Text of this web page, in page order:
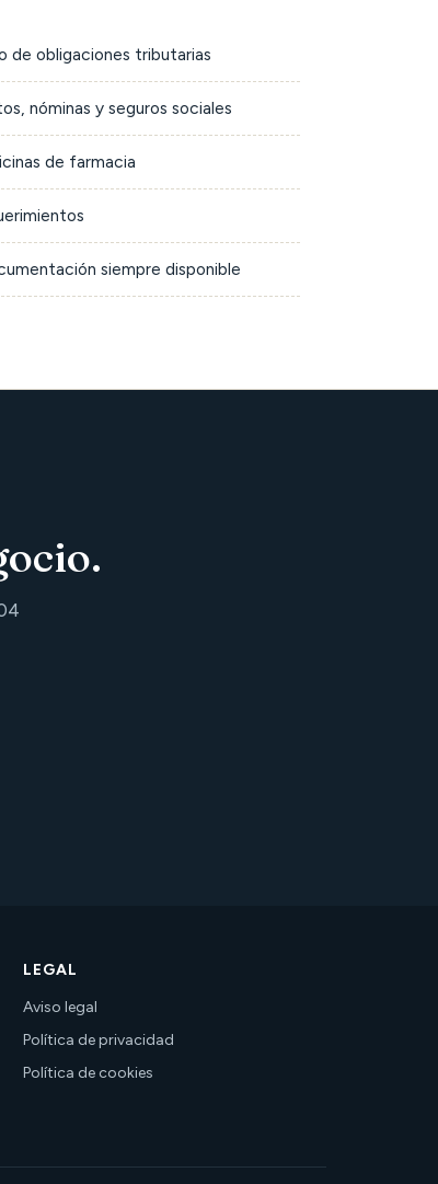
de obligaciones tributarias
nóminas y seguros sociales
de farmacia
siempre disponible
LEGAL
Aviso legal
Política de privacidad
Política de cookies